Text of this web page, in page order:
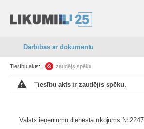
Darbības ar dokumentu
Tiesību akts: zaudējis spēku
Tiesību akts ir zaudējis spēku.
Valsts ieņēmumu dienesta rīkojums Nr.2247